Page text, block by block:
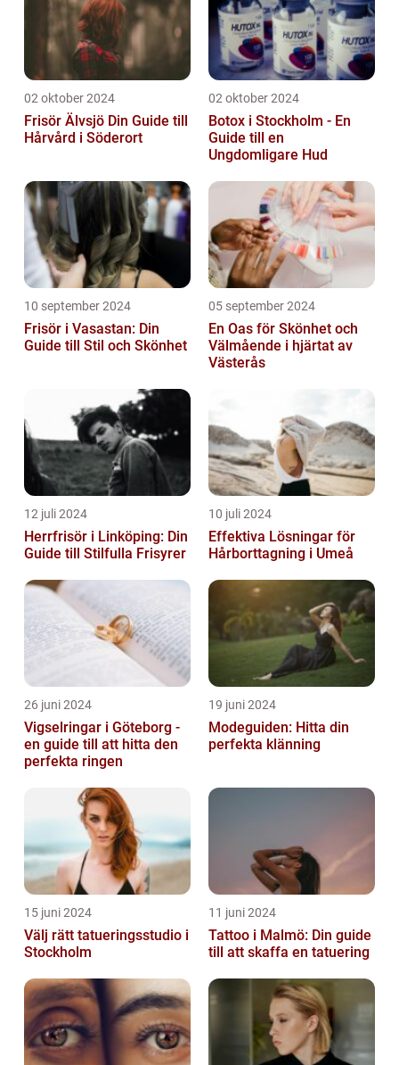
02 oktober 2024
Frisör Älvsjö Din Guide till
Hårvård i Söderort
02 oktober 2024
Botox i Stockholm - En
Guide till en
Ungdomligare Hud
10 september 2024
Frisör i Vasastan: Din
Guide till Stil och Skönhet
05 september 2024
En Oas för Skönhet och
Välmående i hjärtat av
Västerås
12 juli 2024
Herrfrisör i Linköping: Din
Guide till Stilfulla Frisyrer
10 juli 2024
Effektiva Lösningar för
Hårborttagning i Umeå
26 juni 2024
Vigselringar i Göteborg -
en guide till att hitta den
perfekta ringen
19 juni 2024
Modeguiden: Hitta din
perfekta klänning
15 juni 2024
Välj rätt tatueringsstudio i
Stockholm
11 juni 2024
Tattoo i Malmö: Din guide
till att skaffa en tatuering